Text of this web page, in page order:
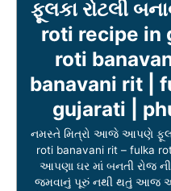
ફૂલકા રોટલી
roti recipe in
roti
banavani rit |
gujarati |
નમસ્તે મિત્રો આજે આપણે ફૂલકા
roti banavani rit – fulka
આપણા ઘર માં બનતી રોજ
જમવાનું પૂરું નથી થતું આજ